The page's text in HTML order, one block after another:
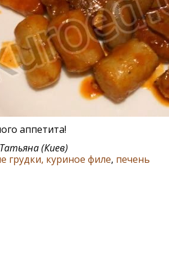
аппетита!
Татьяна (Киев)
грудки, куриное филе, печень